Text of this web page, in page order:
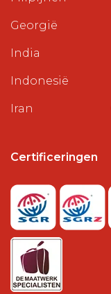
Georgië
India
Indonesië
Iran
Certificeringen